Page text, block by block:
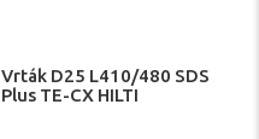
Vrták D25 L410/480 SDS
Plus TE-CX HILTI